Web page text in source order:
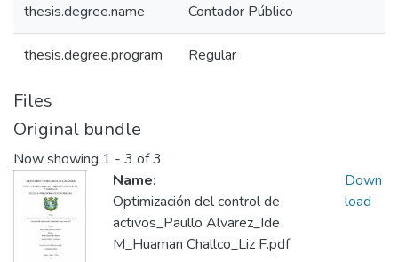
thesis.degree.name Contador Público
thesis.degree.program Regular
Files
Original bundle
Now showing 1 - 3 of 3
Name:
Optimización del control de
activos_Paullo Alvarez_Ide
M_Huaman Challco_Liz F.pdf
Down
load